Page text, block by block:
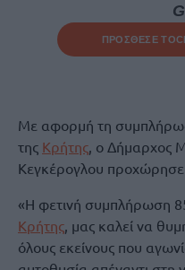
ΠΡΟΣΘΕΣΕ ΤΟ
Με αφορμή τη
της Κρήτης , ο Δήμαρχος
Κεγκέρογλου
«Η φετινή συμπλήρωση
Κρήτης , μας καλεί να
όλους εκείνους που